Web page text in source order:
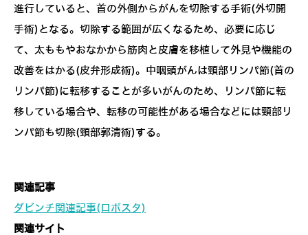
進行していると、首の外側からがんを切除する手術(外切開
手術)となる。切除する範囲が広くなるため、必要に応じ
て、太ももやおなかから筋肉と皮膚を移植して外見や機能の
改善をはかる(皮弁形成術)。中咽頭がんは頸部リンパ節(首の
リンパ節)に転移することが多いがんのため、リンパ節に転
移している場合や、転移の可能性がある場合などには頸部リ
ンパ節も切除(頸部郭清術)する。
関連記事
ダビンチ関連記事(ロボスタ)
関連サイト